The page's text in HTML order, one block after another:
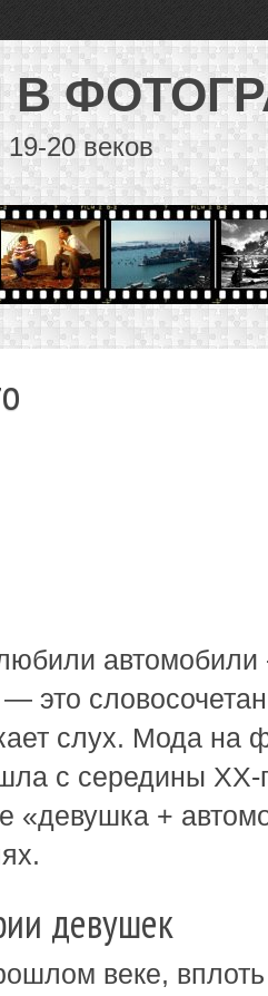
В
20 веков
автомобили
— это
слух. Мода на
с середины ХХ-
«девушка +
девушек
веке,